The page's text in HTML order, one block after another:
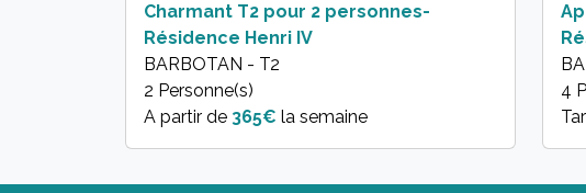
Charmant T2 pour 2 personnes-
Résidence Henri IV
BARBOTAN - T2
2 Personne(s)
A partir de 365€ la semaine
4